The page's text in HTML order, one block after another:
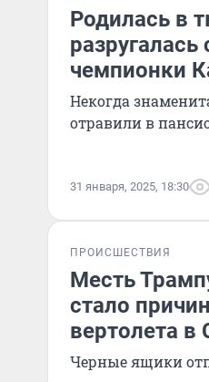
Родилась в
чемпионки
Некогда
отравили в
31 января, 2025, 18:30
ПРОИСШЕСТВИЯ
Месть
стало
вертолета
Черные ящики